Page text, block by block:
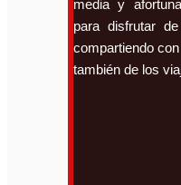
media y
para disfrutar
compartiendo
también de los